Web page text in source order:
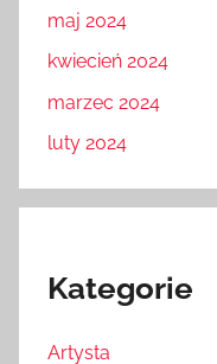
maj 2024
kwiecień 2024
marzec 2024
luty 2024
Kategorie
Artysta